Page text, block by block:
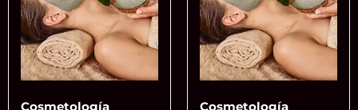
Cosmetología
Cosmetología